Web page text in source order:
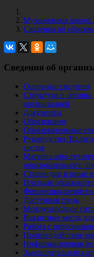
Музыкальная
Сведения об
Сведения об
Основные сведения
Структура и органы
организацией
Документы
Образование
Образовательные
Руководство.
состав
Материально-
образовательного
Стипендии и иные
Платные
Финансово-
Доступная среда
Международное
Вакантные места
Работа с
Противодействие
Информационная
Законодательная